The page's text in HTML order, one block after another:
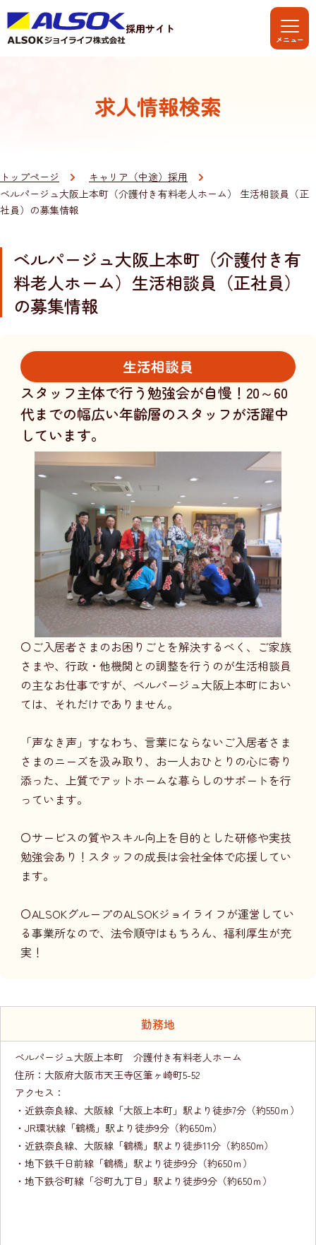
採用サイト
求人情報検索
トップページ
キャリア（中途）採用
ベルパージュ大阪上本町（介護付き有料老人ホーム） 生活相談員（正
社員）の募集情報
ベルパージュ大阪上本町（介護付き有
料老人ホーム） 生活相談員（正社員）
の募集情報
生活相談員
スタッフ主体で行う勉強会が自慢！20～60
代までの幅広い年齢層のスタッフが活躍中
しています。
〇ご入居者さまのお困りごとを解決するべく、ご家族
さまや、行政・他機関との調整を行うのが生活相談員
の主なお仕事ですが、ベルパージュ大阪上本町におい
ては、それだけでありません。
「声なき声」すなわち、言葉にならないご入居者さま
さまのニーズを汲み取り、お一人おひとりの心に寄り
添った、上質でアットホームな暮らしのサポートを行
っています。
〇サービスの質やスキル向上を目的とした研修や実技
勉強会あり！スタッフの成長は会社全体で応援してい
ます。
〇ALSOKグループのALSOKジョイライフが運営してい
る事業所なので、法令順守はもちろん、福利厚生が充
実！
勤務地
ベルパージュ大阪上本町 介護付き有料老人ホーム
住所：大阪府大阪市天王寺区筆ヶ崎町5-52
アクセス：
・近鉄奈良線、大阪線「大阪上本町」駅より徒歩7分（約550ｍ）
・JR環状線「鶴橋」駅より徒歩9分（約650m）
・近鉄奈良線、大阪線「鶴橋」駅より徒歩11分（約850m）
・地下鉄千日前線「鶴橋」駅より徒歩9分（約650ｍ）
​・地下鉄谷町線「谷町九丁目」駅より徒歩9分（約650ｍ）